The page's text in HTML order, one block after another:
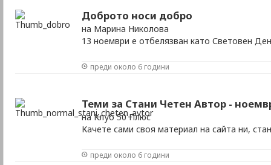
Доброто носи добро
на Марина Николова
13 ноември е отбелязван като Световен
преди около 6 години
Теми за Стани Четен Автор -
на Клуб 50 Плюс
Качете сами своя материал на сайта ни,
преди около 6 години